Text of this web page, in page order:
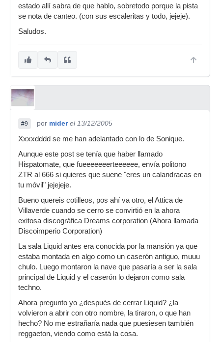
estado allí sabra de que hablo, sobretodo porque la pista
se nota de canteo. (con sus escaleritas y todo, jejeje).
Saludos.
#9 por mider el 13/12/2005
Xxxxdddd se me han adelantado con lo de Sonique.
Aunque este post se tenía que haber llamado
Hispatomate, que fueeeeeeerteeeeee, envía politono
ZTR al 666 si quieres que suene "eres un calandracas en
tu móvil" jejejeje.
Bueno quereis cotilleos, pos ahí va otro, el Attica de
Villaverde cuando se cerro se convirtió en la ahora
exitosa discográfica Dreams corporation (Ahora llamada
Discoimperio Corporation)
La sala Liquid antes era conocida por la mansión ya que
estaba montada en algo como un caserón antiguo, muuu
chulo. Luego montaron la nave que pasaría a ser la sala
principal de Liquid y el caserón lo dejaron como sala
techno.
Ahora pregunto yo ¿después de cerrar Liquid? ¿la
volvieron a abrir con otro nombre, la tiraron, o que han
hecho? No me estrañaría nada que puesiesen también
reggaeton, viendo como está la cosa.